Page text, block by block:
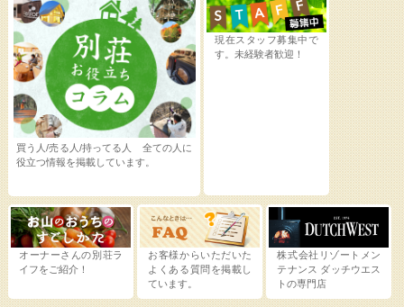
買う人/売る人/持ってる人 全ての人に
役立つ情報を掲載しています。
現在スタッフ募集中で
す。未経験者歓迎！
オーナーさんの別荘ラ
イフをご紹介！
お客様からいただいた
よくある質問を掲載し
ています。
株式会社リゾートメン
テナンス ダッチウエス
トの専門店